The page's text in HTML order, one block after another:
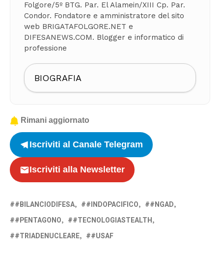
Folgore/5º BTG. Par. El Alamein/XIII Cp. Par.
Condor. Fondatore e amministratore del sito
web BRIGATAFOLGORE.NET e
DIFESANEWS.COM. Blogger e informatico di
professione
BIOGRAFIA
Rimani aggiornato
Iscriviti al Canale Telegram
Iscriviti alla Newsletter
#BILANCIODIFESA #INDOPACIFICO
#NGAD
#PENTAGONO
#TECNOLOGIASTEALTH
#TRIADENUCLEARE
#USAF